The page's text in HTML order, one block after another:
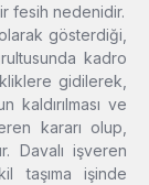
fesih nedenidir.
gösterdiği,
kadro
gidilerek,
kaldırılması ve
kararı olup,
Davalı işveren
taşıma işinde